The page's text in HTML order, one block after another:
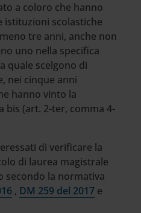
a coloro che hanno
istituzioni scolastiche
tre anni, anche non
uno nella specifica
quale scelgono di
nei cinque anni
hanno vinto la
(art. 2-ter, comma 4-
di verificare la
di laurea magistrale
secondo la normativa
, DM 259 del 2017 e